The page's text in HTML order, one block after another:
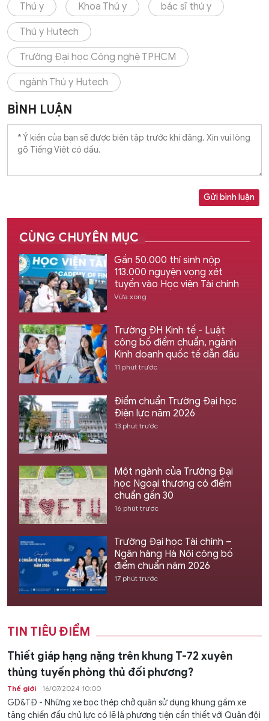
Thú y Khoa Thú y bác sĩ thú y
Thú y Hutech
Trường Đại học Công nghệ TPHCM
ngành Thú y Hutech
BÌNH LUẬN
Gửi bình luận
CÙNG CHUYÊN MỤC
Gần 50.000 thí sinh nộp
113.000 nguyện vọng xét
tuyển vào Học viện Tài chính
Vừa xong
Trường ĐH Kinh tế - Luật
công bố điểm chuẩn, ngành
Kinh doanh quốc tế dẫn đầu
11 phút trước
Điểm chuẩn Trường Đại học
Điện lực năm 2026
13 phút trước
Một ngành của Trường Đại
học Ngoại thương có điểm
chuẩn gần 30
16 phút trước
Trường Đại học Tài chính –
Ngân hàng Hà Nội công bố
điểm chuẩn năm 2026
17 phút trước
TIN TIÊU ĐIỂM
Thiết giáp hạng nặng trên khung T-72 xuyên
thủng tuyến phòng thủ đối phương?
Thế giới 16/07/2024 10:00
GD&TĐ - Những xe bọc thép chở quân sử dụng khung gầm xe
tăng chiến đấu chủ lực có lẽ là phương tiện cần thiết với Quân đội